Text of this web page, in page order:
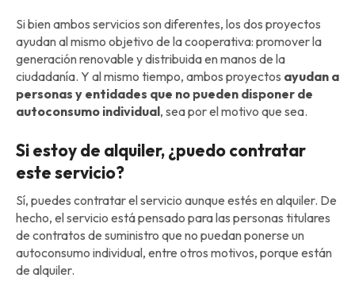
Si bien ambos servicios son diferentes, los dos proyectos
ayudan al mismo objetivo de la cooperativa: promover la
generación renovable y distribuida en manos de la
ciudadanía. Y al mismo tiempo, ambos proyectos ayudan a
personas y entidades que no pueden disponer de
autoconsumo individual, sea por el motivo que sea.
Si estoy de alquiler, ¿puedo contratar
este servicio?
Sí, puedes contratar el servicio aunque estés en alquiler. De
hecho, el servicio está pensado para las personas titulares
de contratos de suministro que no puedan ponerse un
autoconsumo individual, entre otros motivos, porque están
de alquiler.